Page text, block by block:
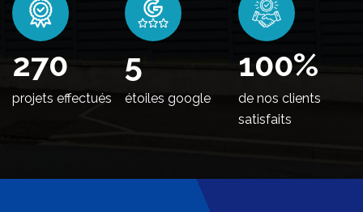
328
projets effectués
5
étoiles google
100%
de nos clients
satisfaits